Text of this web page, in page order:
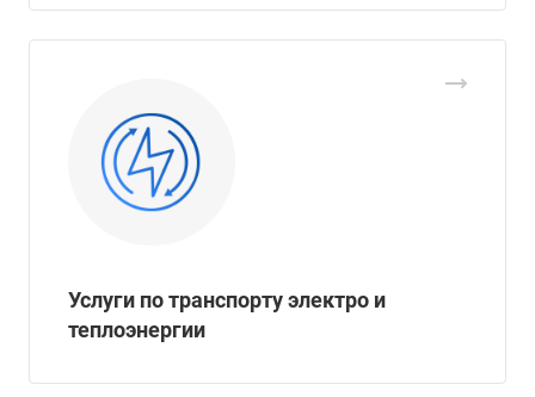
Услуги по транспорту электро и
теплоэнергии